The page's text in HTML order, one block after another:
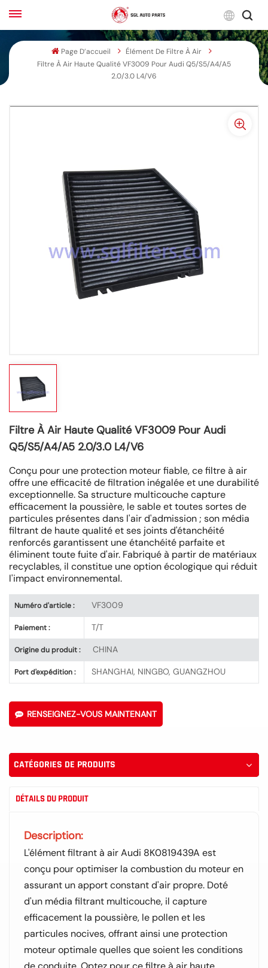
Français
español
한국어
Page D’accueil
Élément De Filtre À Air
Filtre À Air Haute Qualité VF3009 Pour Audi Q5/S5/A4/A5
2.0/3.0 L4/V6
Filtre À Air Haute Qualité VF3009 Pour Audi
Q5/S5/A4/A5 2.0/3.0 L4/V6
Conçu pour une protection moteur fiable, ce filtre à air
offre une efficacité de filtration inégalée et une durabilité
exceptionnelle. Sa structure multicouche capture
efficacement la poussière, le sable et toutes sortes de
particules présentes dans l'air d'admission ; son média
filtrant de haute qualité et ses joints d'étanchéité
renforcés garantissent une étanchéité parfaite et
éliminent toute fuite d'air. Fabriqué à partir de matériaux
recyclables, il constitue une option écologique qui réduit
l'impact environnemental.
Numéro d'article : VF3009
Paiement : T/T
Origine du produit : CHINA
Port d'expédition : SHANGHAI, NINGBO, GUANGZHOU
RENSEIGNEZ-VOUS MAINTENANT
CATÉGORIES DE PRODUITS
DÉTAILS DU PRODUIT
Description:
L'élément filtrant à air Audi 8K0819439A est
conçu pour optimiser la combustion du moteur en
assurant un apport constant d'air propre. Doté
d'un média filtrant multicouche, il capture
efficacement la poussière, le pollen et les
particules nocives, offrant ainsi une protection
moteur optimale quelles que soient les conditions